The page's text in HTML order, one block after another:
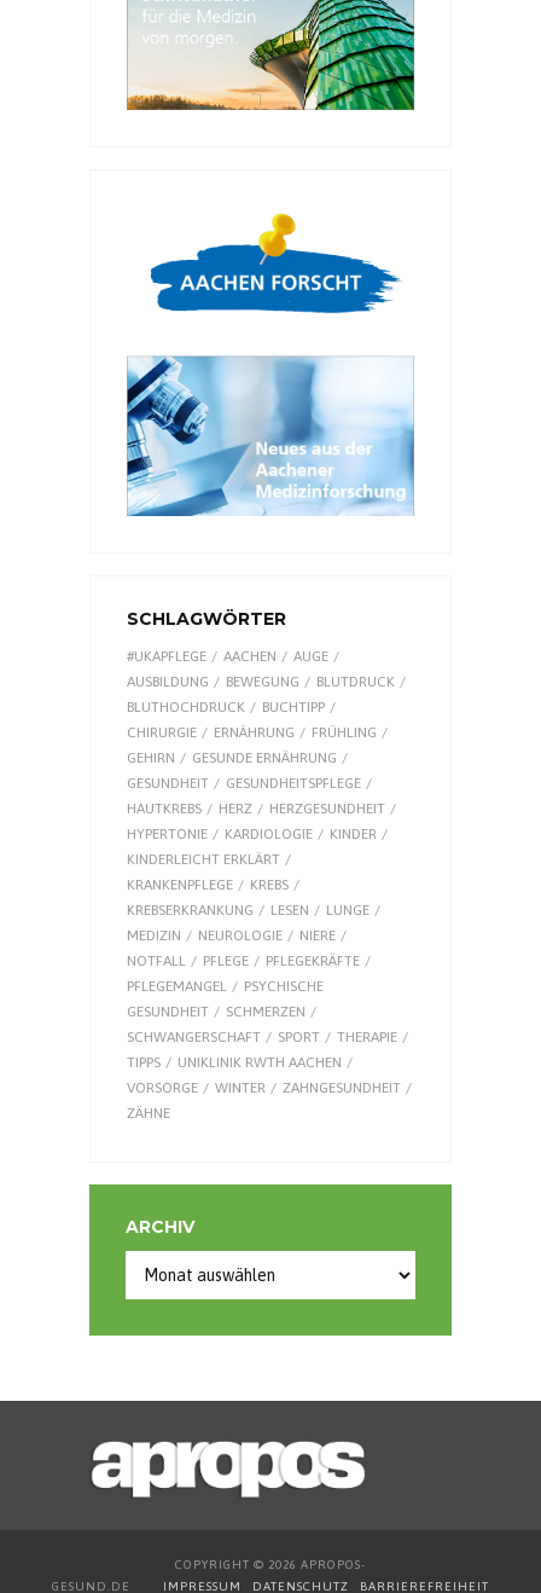
SCHLAGWÖRTER
#UKAPFLEGE AACHEN
AUGE
AUSBILDUNG
BEWEGUNG
BLUTDRUCK
BLUTHOCHDRUCK
BUCHTIPP
CHIRURGIE
ERNÄHRUNG
FRÜHLING
GEHIRN
GESUNDE ERNÄHRUNG
GESUNDHEIT
GESUNDHEITSPFLEGE
HAUTKREBS
HERZ
HERZGESUNDHEIT
HYPERTONIE
KARDIOLOGIE
KINDER
KINDERLEICHT ERKLÄRT
KRANKENPFLEGE
KREBS
KREBSERKRANKUNG
LESEN
LUNGE
MEDIZIN
NEUROLOGIE
NIERE
NOTFALL
PFLEGE
PFLEGEKRÄFTE
PFLEGEMANGEL
PSYCHISCHE
GESUNDHEIT
SCHMERZEN
SCHWANGERSCHAFT
SPORT
THERAPIE
TIPPS
UNIKLINIK RWTH AACHEN
VORSORGE
WINTER
ZAHNGESUNDHEIT
ZÄHNE
ARCHIV
COPYRIGHT © 2026 APROPOS-
GESUND.DE IMPRESSUM DATENSCHUTZ BARRIEREFREIHEIT